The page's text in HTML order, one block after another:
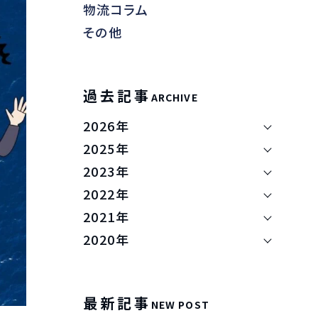
物流コラム
その他
過去記事 ARCHIVE
2026年
2025年
2023年
2022年
2021年
2020年
最新記事 NEW POST